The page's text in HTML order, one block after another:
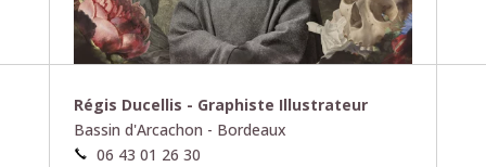
Régis Ducellis - Graphiste Illustrateur
Bassin d'Arcachon - Bordeaux
06 43 01 26 30